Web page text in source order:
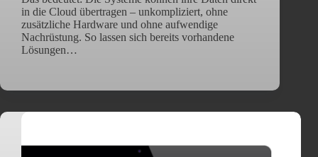
in die Cloud übertragen – unkompliziert, ohne
zusätzliche Hardware und ohne aufwendige
Nachrüstung. So lassen sich bereits vorhandene
Lösungen…